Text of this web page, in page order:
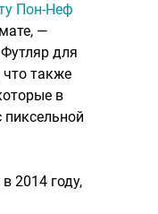
Пон-Неф
—
для
также
в
пиксельной
2014 году,